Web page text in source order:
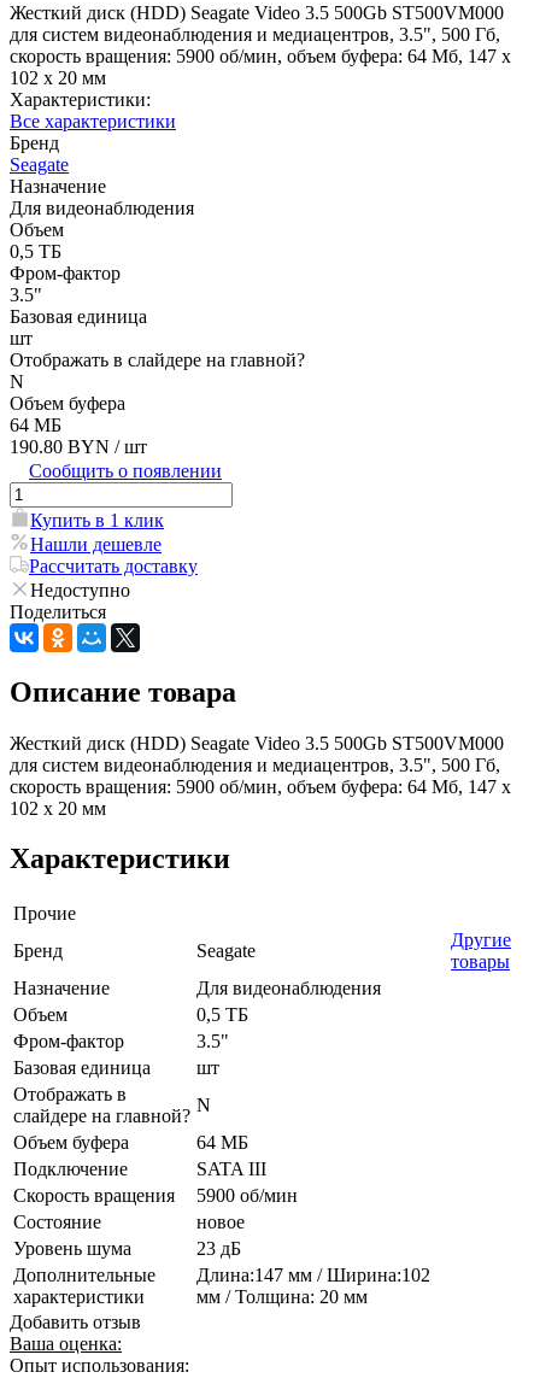
Жесткий диск (HDD) Seagate Video 3.5 500Gb ST500VM000
для систем видеонаблюдения и медиацентров, 3.5", 500 Гб,
cкорость вращения: 5900 об/мин, объем буфера: 64 Мб, 147 x
102 x 20 мм
Характеристики:
Все характеристики
Бренд
Seagate
Назначение
Для видеонаблюдения
Объем
0,5 ТБ
Фром-фактор
3.5"
Базовая единица
шт
Отображать в слайдере на главной?
N
Объем буфера
64 МБ
190.80 BYN / шт
Сообщить о появлении
Купить в 1 клик
Нашли дешевле
Рассчитать доставку
Недоступно
Поделиться
Описание товара
Жесткий диск (HDD) Seagate Video 3.5 500Gb ST500VM000
для систем видеонаблюдения и медиацентров, 3.5", 500 Гб,
cкорость вращения: 5900 об/мин, объем буфера: 64 Мб, 147 x
102 x 20 мм
Характеристики
Прочие
Бренд
Seagate
Другие
товары
Назначение
Для видеонаблюдения
Объем
0,5 ТБ
Фром-фактор
3.5"
Базовая единица
шт
Отображать в
слайдере на главной?
N
Объем буфера
64 МБ
Подключение
SATA III
Скорость вращения
5900 об/мин
Состояние
новое
Уровень шума
23 дБ
Дополнительные
характеристики
Длина:147 мм / Ширина:102
мм / Толщина: 20 мм
Добавить отзыв
Ваша оценка:
Опыт использования: